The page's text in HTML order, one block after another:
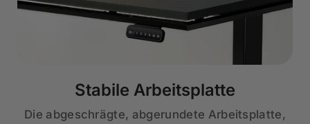
Stabile Arbeitsplatte
Die abgeschrägte, abgerundete Arbeitsplatte,